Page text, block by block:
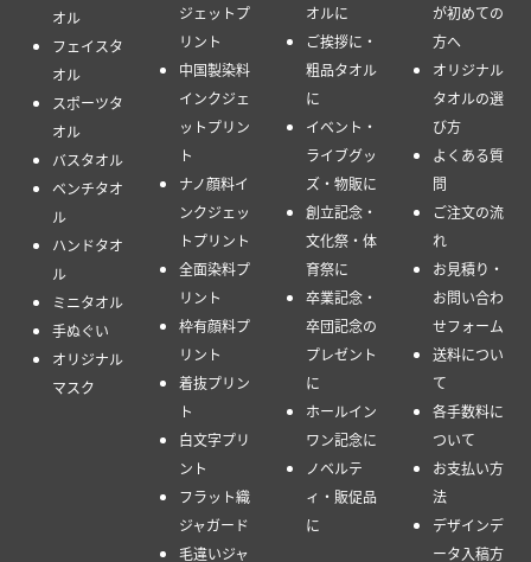
オル
フェイスタ
オル
スポーツタ
オル
バスタオル
ベンチタオ
ル
ハンドタオ
ル
ミニタオル
手ぬぐい
オリジナル
マスク
ジェットプ
リント
中国製染料
インクジェ
ットプリン
ト
ナノ顔料イ
ンクジェッ
トプリント
全面染料プ
リント
枠有顔料プ
リント
着抜プリン
ト
白文字プリ
ント
フラット織
ジャガード
毛違いジャ
オルに
ご挨拶に・
粗品タオル
に
イベント・
ライブグッ
ズ・物販に
創立記念・
文化祭・体
育祭に
卒業記念・
卒団記念の
プレゼント
に
ホールイン
ワン記念に
ノベルテ
ィ・販促品
に
が初めての
方へ
オリジナル
タオルの選
び方
よくある質
問
ご注文の流
れ
お見積り・
お問い合わ
せフォーム
送料につい
て
各手数料に
ついて
お支払い方
法
デザインデ
ータ入稿方